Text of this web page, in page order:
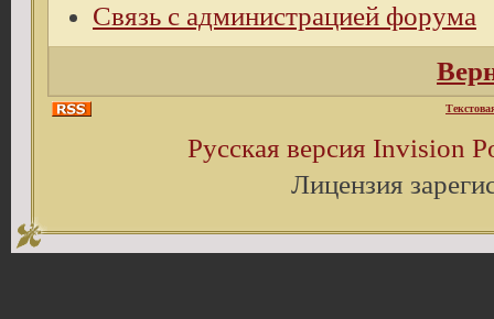
Связь с администрацией форума
Русская версия Invision
Лицензия